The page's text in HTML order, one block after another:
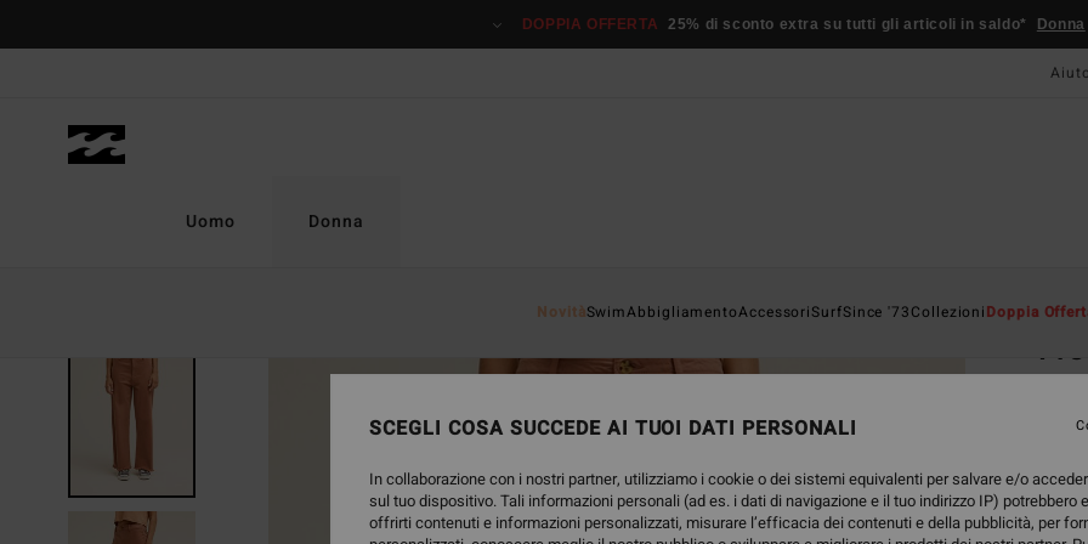
prodotto
DOPPIA OFFERTA 25% di sconto extra su tutti gli articoli in saldo* Donna
Uomo Donna
NovitàSwimAbbigliamentoAccessoriSurfSince '73CollezioniDoppia
Colori
SCEGLI COSA SUCCEDE AI TUOI DATI PERSONALI
In collaborazione con i nostri partner, utilizziamo i cookie o dei sistemi equivalenti per salvare e/o
sul tuo dispositivo. Tali informazioni personali (ad es. i dati di navigazione e il tuo indirizzo IP) potrebbero
offrirti contenuti e informazioni personalizzati, misurare l’efficacia dei contenuti e della pubblicità, per